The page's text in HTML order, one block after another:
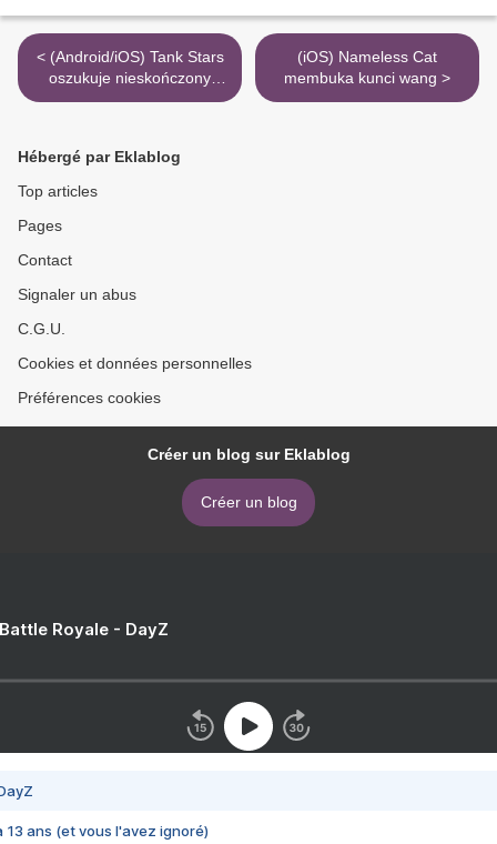
< (Android/iOS) Tank Stars
oszukuje nieskończony
zasób
(iOS) Nameless Cat
membuka kunci wang >
Hébergé par Eklablog
Top articles
Pages
Contact
Signaler un abus
C.G.U.
Cookies et données personnelles
Préférences cookies
Créer un blog sur Eklablog
Créer un blog
Royale - DayZ
13 ans (et vous l'avez ignoré)